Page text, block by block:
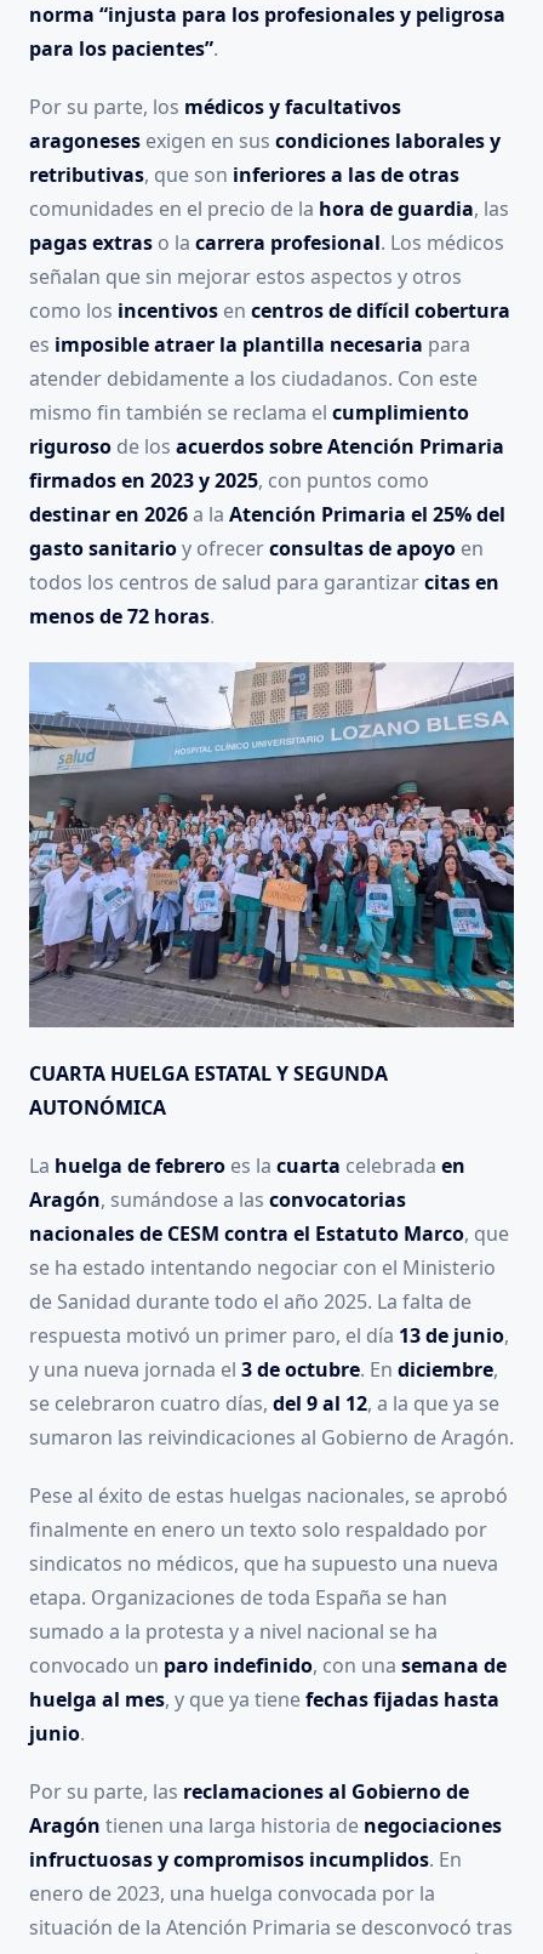
norma “injusta para los profesionales y peligrosa
para los pacientes”.
Por su parte, los médicos y facultativos
aragoneses exigen en sus condiciones laborales y
retributivas, que son inferiores a las de otras
comunidades en el precio de la hora de guardia, las
pagas extras o la carrera profesional. Los médicos
señalan que sin mejorar estos aspectos y otros
como los incentivos en centros de difícil cobertura
es imposible atraer la plantilla necesaria para
atender debidamente a los ciudadanos. Con este
mismo fin también se reclama el cumplimiento
riguroso de los acuerdos sobre Atención Primaria
firmados en 2023 y 2025, con puntos como
destinar en 2026a la Atención Primaria el 25% del
gasto sanitarioy ofrecerconsultas de apoyo en
todos los centros de salud para garantizarcitas en
menos de 72 horas.
CUARTA HUELGA ESTATAL Y SEGUNDA
AUTONÓMICA
La huelga de febrero es la cuarta celebrada en
Aragón, sumándose a las convocatorias
nacionales de CESM contra el Estatuto Marco, que
se ha estado intentando negociar con el Ministerio
de Sanidad durante todo el año 2025. La falta de
respuesta motivó un primer paro, el día 13 de junio,
y una nueva jornada el 3 de octubre. En diciembre,
se celebraron cuatro días, del 9 al 12, a la que ya se
sumaron las reivindicaciones al Gobierno de Aragón.
Pese al éxito de estas huelgas nacionales, se aprobó
finalmente en enero un texto solo respaldado por
sindicatos no médicos, que ha supuesto una nueva
etapa. Organizaciones de toda España se han
sumado a la protesta y a nivel nacional se ha
convocado un paro indefinido, con una semana de
huelga al mes, y que ya tienefechas fijadas hasta
junio.
Por su parte, las reclamaciones al Gobierno de
Aragón tienen una larga historia de negociaciones
infructuosas y compromisos incumplidos. En
enero de 2023, una huelga convocada por la
situación de la Atención Primaria se desconvocó tras